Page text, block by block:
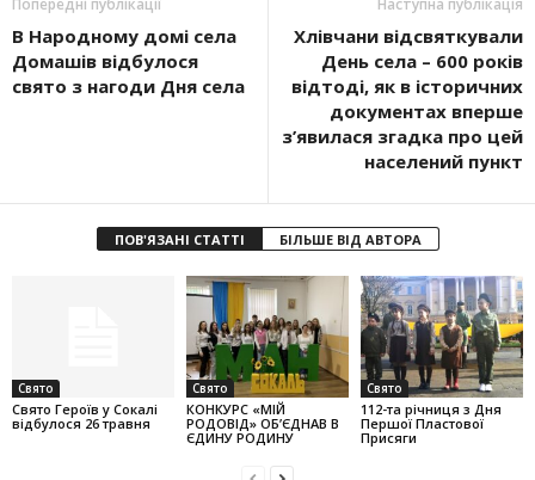
Попередні публікації
В Народному домі села
Домашів відбулося
свято з нагоди Дня села
Наступна публікація
Хлівчани відсвяткували
День села – 600 років
відтоді, як в історичних
документах вперше
з’явилася згадка про цей
населений пункт
ПОВ'ЯЗАНІ СТАТТІ БІЛЬШЕ ВІД АВТОРА
Свято
Свято Героїв у Сокалі
відбулося 26 травня
Свято
КОНКУРС «МІЙ
РОДОВІД» ОБ’ЄДНАВ В
ЄДИНУ РОДИНУ
Свято
112-та річниця з Дня
Першої Пластової
Присяги